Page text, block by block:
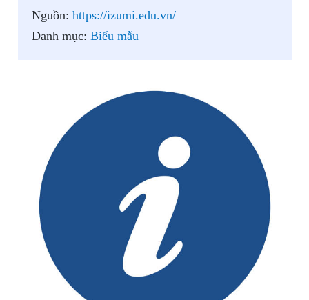
Nguồn: https://izumi.edu.vn/
Danh mục: Biểu mẫu